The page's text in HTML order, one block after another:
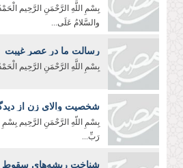
بِسْمِ اللَّهِ الرَّحْمَنِ الرَّحِيم
والسَّلامُ عَلَی...
رسالت ما در عصر غیبت
بِسْمِ اللَّهِ الرَّحْمَنِ الرَّحِیم
شخصیت والای زن از
بِسْمِ اللّهِ الرَّحْمَنِ الرَّحِيم بِسْمِ
رَبِّ...